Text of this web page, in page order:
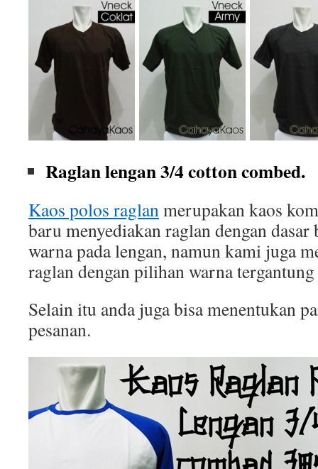
Raglan lengan 3/4 cotton combed.
Kaos polos raglan merupakan kaos
baru menyediakan raglan dengan
warna pada lengan, namun kami juga
raglan dengan pilihan warna tergantung
Selain itu anda juga bisa menentukan
pesanan.